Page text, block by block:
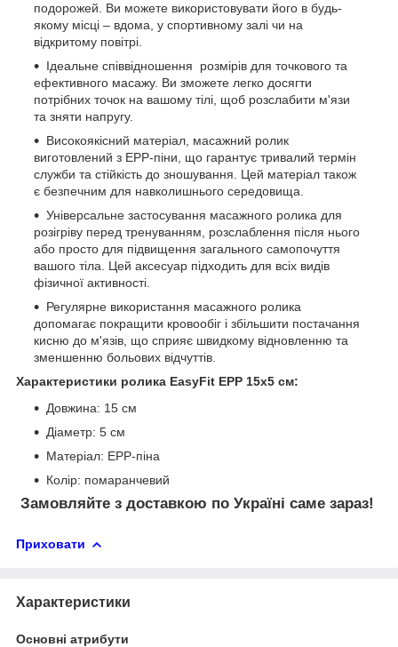
подорожей. Ви можете використовувати його в будь-
якому місці – вдома, у спортивному залі чи на
відкритому повітрі.
Ідеальне співвідношення розмірів для точкового та
ефективного масажу. Ви зможете легко досягти
потрібних точок на вашому тілі, щоб розслабити м'язи
та зняти напругу.
Високоякісний матеріал, масажний ролик
виготовлений з EPP-піни, що гарантує тривалий термін
служби та стійкість до зношування. Цей матеріал також
є безпечним для навколишнього середовища.
Універсальне застосування масажного ролика для
розігріву перед тренуванням, розслаблення після нього
або просто для підвищення загального самопочуття
вашого тіла. Цей аксесуар підходить для всіх видів
фізичної активності.
Регулярне використання масажного ролика
допомагає покращити кровообіг і збільшити постачання
кисню до м'язів, що сприяє швидкому відновленню та
зменшенню больових відчуттів.
Характеристики ролика EasyFit EPP 15х5 см:
Довжина: 15 см
Діаметр: 5 см
Матеріал: EPP-піна
Колір: помаранчевий
Замовляйте з доставкою по Україні саме зараз!
Приховати
Характеристики
Основні атрибути